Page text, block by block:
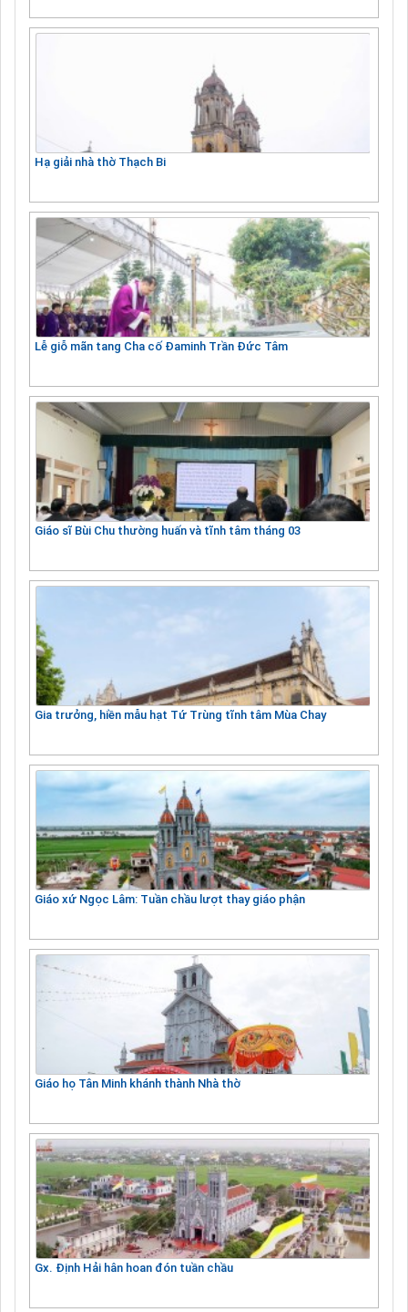
Hạ giải nhà thờ Thạch Bi
Lễ giỗ mãn tang Cha cố Đaminh Trần Đức Tâm
Giáo sĩ Bùi Chu thường huấn và tĩnh tâm tháng 03
Gia trưởng, hiền mẫu hạt Tứ Trùng tĩnh tâm Mùa Chay
Giáo xứ Ngọc Lâm: Tuần chầu lượt thay giáo phận
Giáo họ Tân Minh khánh thành Nhà thờ
Gx. Định Hải hân hoan đón tuần chầu